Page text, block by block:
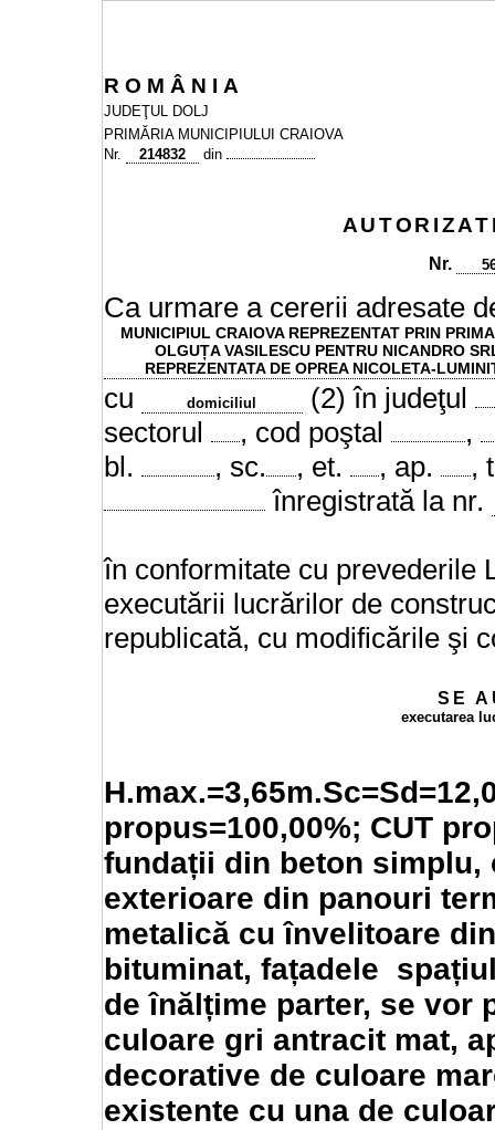
R O M Â N I A
JUDEŢUL DOLJ
PRIMĂRIA MUNICIPIULUI CRAIOVA
Nr.
214832 din
Nr.
Ca urmare a cererii adresate
MUNICIPIUL CRAIOVA REPREZENTAT PRIN
OLGUȚA VASILESCU PENTRU NICANDRO
REPREZENTATA DE OPREA NICOLETA-
cu domiciliul
(2) în judeţul
sectorul
, cod poştal
,
bl.
, sc. , et. , ap.
,
înregistrată la nr.
în conformitate cu prevederile
executării lucrărilor de
republicată, cu modificările şi
SE
executarea
propus=100,00%; CUT
fundații din beton
exterioare din panouri
metalică cu învelitoare
bituminat, fațadele
de înălțime parter, se vor
culoare gri antracit mat,
decorative de culoare
existente cu una de